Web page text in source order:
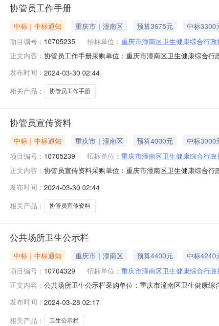
协管员工作手册
中标｜中标通知 重庆市｜潼南区 预算3675元
中标3300
项目编号： 10705235 招标单位： 重庆市潼南区卫生健康综合行
正文内容： 协管员工作手册采购单位：重庆市潼南区卫生健康综合
03-29已中选已中选
发布时间： 2024-03-30 02:44
相关产品：
协管员工作手册
协管员宣传资料
中标｜中标通知 重庆市｜潼南区 预算4000元
中标3000
项目编号： 10705239 招标单位： 重庆市潼南区卫生健康综合行
正文内容： 协管员宣传资料采购单位：重庆市潼南区卫生健康综合
29已中选已中选
发布时间： 2024-03-30 02:44
相关产品：
协管员宣传资料
公共场所卫生公示栏
中标｜中标通知 重庆市｜潼南区 预算4400元
中标4240
项目编号： 10704329 招标单位： 重庆市潼南区卫生健康综合行
正文内容： 公共场所卫生公示栏采购单位：重庆市潼南区卫生健康
卫生公示栏重庆市潼南区瑞亿广告制作中心
发布时间： 2024-03-28 02:17
相关产品：
卫生公示栏